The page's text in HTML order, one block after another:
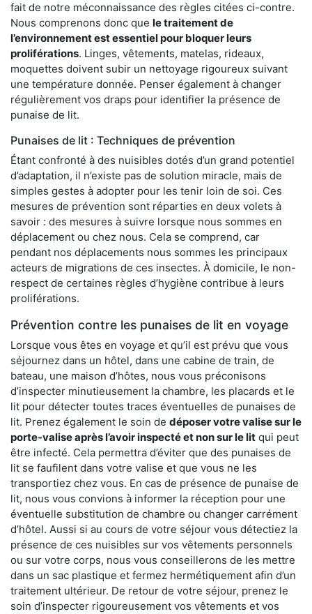
fait de notre méconnaissance des règles citées ci-contre.
Nous comprenons donc que le traitement de
l’environnement est essentiel pour bloquer leurs
proliférations. Linges, vêtements, matelas, rideaux,
moquettes doivent subir un nettoyage rigoureux suivant
une température donnée. Penser également à changer
régulièrement vos draps pour identifier la présence de
punaise de lit.
Punaises de lit : Techniques de prévention
Étant confronté à des nuisibles dotés d’un grand potentiel
d’adaptation, il n’existe pas de solution miracle, mais de
simples gestes à adopter pour les tenir loin de soi. Ces
mesures de prévention sont réparties en deux volets à
savoir : des mesures à suivre lorsque nous sommes en
déplacement ou chez nous. Cela se comprend, car
pendant nos déplacements nous sommes les principaux
acteurs de migrations de ces insectes. À domicile, le non-
respect de certaines règles d’hygiène contribue à leurs
proliférations.
Prévention contre les punaises de lit en voyage
Lorsque vous êtes en voyage et qu’il est prévu que vous
séjournez dans un hôtel, dans une cabine de train, de
bateau, une maison d’hôtes, nous vous préconisons
d’inspecter minutieusement la chambre, les placards et le
lit pour détecter toutes traces éventuelles de punaises de
lit. Prenez également le soin de déposer votre valise sur le
porte-valise après l’avoir inspecté et non sur le lit qui peut
être infecté. Cela permettra d’éviter que des punaises de
lit se faufilent dans votre valise et que vous ne les
transportiez chez vous. En cas de présence de punaise de
lit, nous vous convions à informer la réception pour une
éventuelle substitution de chambre ou changer carrément
d’hôtel. Aussi si au cours de votre séjour vous détectiez la
présence de ces nuisibles sur vos vêtements personnels
ou sur votre corps, nous vous conseillerons de les mettre
dans un sac plastique et fermez hermétiquement afin d’un
traitement ultérieur. De retour de votre séjour, prenez le
soin d’inspecter rigoureusement vos vêtements et vos